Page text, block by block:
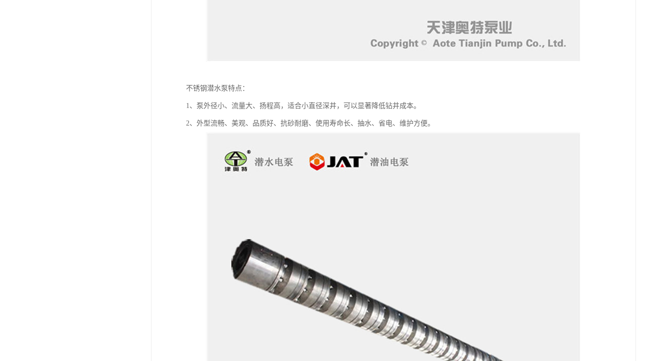
不锈钢潜水泵特点：
1、泵外径小、流量大、扬程高，适合小直径深井，可以显著降低钻井成本。
2、外型流畅、美观、品质好、抗砂耐磨、使用寿命长、抽水、省电、维护方便。